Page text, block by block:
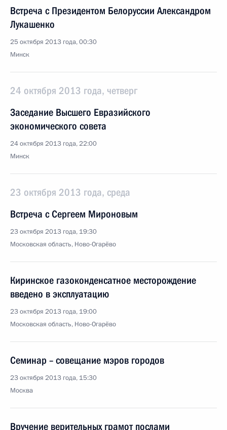
Встреча с Президентом Белоруссии Александром
Лукашенко
25 октября 2013 года, 00:30
Минск
24 октября 2013 года, четверг
Заседание Высшего Евразийского
экономического совета
24 октября 2013 года, 22:00
Минск
23 октября 2013 года, среда
Встреча с Сергеем Мироновым
23 октября 2013 года, 19:30
Московская область, Ново-Огарёво
Киринское газоконденсатное месторождение
введено в эксплуатацию
23 октября 2013 года, 19:00
Московская область, Ново-Огарёво
Семинар – совещание мэров городов
23 октября 2013 года, 15:30
Москва
Вручение верительных грамот послами